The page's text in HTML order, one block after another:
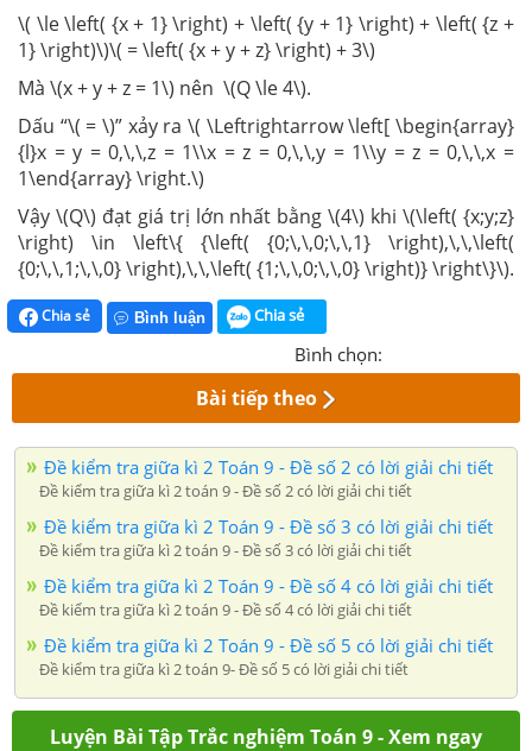
\( \le \left( {x + 1} \right) + \left( {y + 1} \right) + \left( {z +
1} \right)\)\( = \left( {x + y + z} \right) + 3\)
Mà \(x + y + z = 1\) nên \(Q \le 4\).
Dấu “\( = \)” xảy ra \( \Leftrightarrow \left[ \begin{array}
{l}x = y = 0,\,\,z = 1\\x = z = 0,\,\,y = 1\\y = z = 0,\,\,x =
1\end{array} \right.\)
Vậy \(Q\) đạt giá trị lớn nhất bằng \(4\) khi \(\left( {x;y;z}
\right) \in \left\{ {\left( {0;\,\,0;\,\,1} \right),\,\,\left(
{0;\,\,1;\,\,0} \right),\,\,\left( {1;\,\,0;\,\,0} \right)} \right\}\).
Chia sẻ Bình luận Chia sẻ
Bình chọn:
Bài tiếp theo
Đề kiểm tra giữa kì 2 Toán 9 - Đề số 2 có lời giải chi tiết
Đề kiểm tra giữa kì 2 toán 9 - Đề số 2 có lời giải chi tiết
Đề kiểm tra giữa kì 2 Toán 9 - Đề số 3 có lời giải chi tiết
Đề kiểm tra giữa kì 2 toán 9 - Đề số 3 có lời giải chi tiết
Đề kiểm tra giữa kì 2 Toán 9 - Đề số 4 có lời giải chi tiết
Đề kiểm tra giữa kì 2 toán 9 - Đề số 4 có lời giải chi tiết
Đề kiểm tra giữa kì 2 Toán 9 - Đề số 5 có lời giải chi tiết
Đề kiểm tra giữa kì 2 toán 9- Đề số 5 có lời giải chi tiết
Luyện Bài Tập Trắc nghiệm Toán 9 - Xem ngay